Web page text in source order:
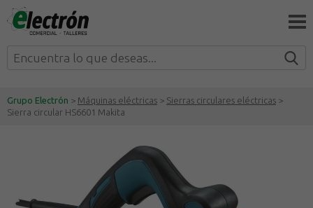
Grupo Electrón > Máquinas eléctricas > Sierras circulares eléctricas >
Sierra circular HS6601 Makita